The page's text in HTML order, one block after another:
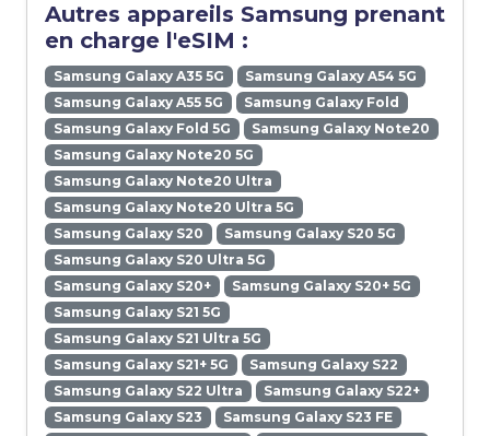
Autres appareils Samsung prenant
en charge l'eSIM :
Samsung Galaxy A35 5G
Samsung Galaxy A54 5G
Samsung Galaxy A55 5G
Samsung Galaxy Fold
Samsung Galaxy Fold 5G
Samsung Galaxy Note20
Samsung Galaxy Note20 5G
Samsung Galaxy Note20 Ultra
Samsung Galaxy Note20 Ultra 5G
Samsung Galaxy S20
Samsung Galaxy S20 5G
Samsung Galaxy S20 Ultra 5G
Samsung Galaxy S20+
Samsung Galaxy S20+ 5G
Samsung Galaxy S21 5G
Samsung Galaxy S21 Ultra 5G
Samsung Galaxy S21+ 5G
Samsung Galaxy S22
Samsung Galaxy S22 Ultra
Samsung Galaxy S22+
Samsung Galaxy S23
Samsung Galaxy S23 FE